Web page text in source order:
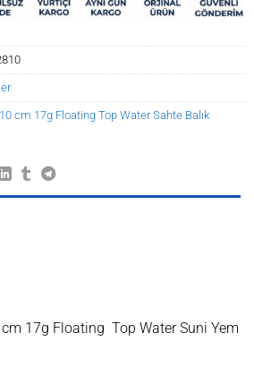
cm 17g Floating Top Water Sahte Balık
cm 17g Floating Top Water Suni Yem